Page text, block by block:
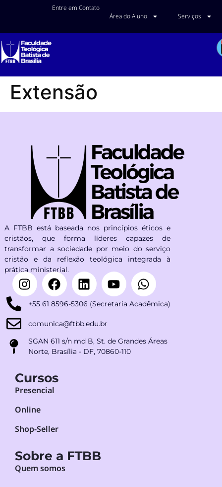
Área do Aluno Serviços
Entre em Contato
Extensão
A FTBB está baseada nos princípios éticos e
cristãos, que forma líderes capazes de
transformar a sociedade por meio do serviço
cristão e da reflexão teológica integrada à
prática ministerial.
+55 61 8596-5306 (Secretaria Acadêmica)
comunica@ftbb.edu.br
SGAN 611 s/n md B, St. de Grandes Áreas
Norte, Brasília - DF, 70860-110
Cursos
Presencial
Online
Shop-Seller
Sobre a FTBB
Quem somos